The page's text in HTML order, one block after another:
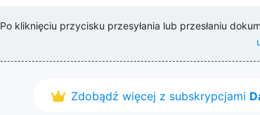
Po kliknięciu przycisku przesyłania lub przesłaniu
Zdobądź więcej z subskrypcjami